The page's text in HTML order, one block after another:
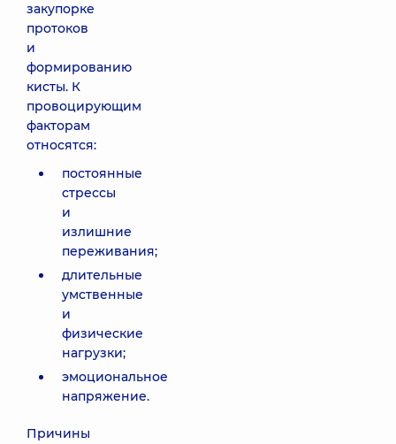
закупорке
протоков
и
формированию
кисты. К
провоцирующим
факторам
относятся:
постоянные
стрессы
и
излишние
переживания;
длительные
умственные
и
физические
нагрузки;
эмоциональное
напряжение.
Причины